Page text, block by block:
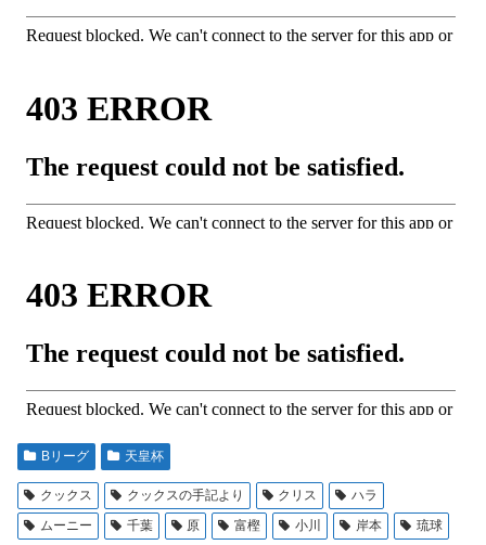
Bリーグ 天皇杯
クックス クックスの手記より クリス
ハラ
ムーニー
千葉 原 富樫 小川 岸本 琉球